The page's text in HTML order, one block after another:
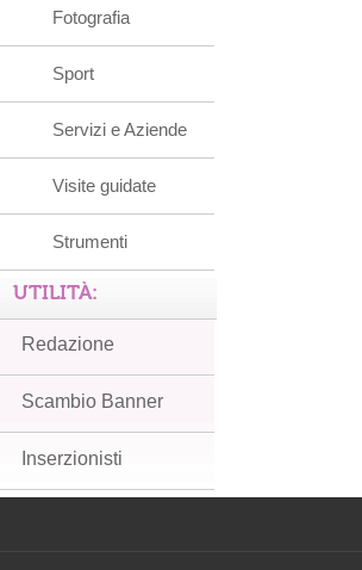
Fotografia
Sport
Servizi e Aziende
Visite guidate
Strumenti
UTILITÀ:
Redazione
Scambio Banner
Inserzionisti